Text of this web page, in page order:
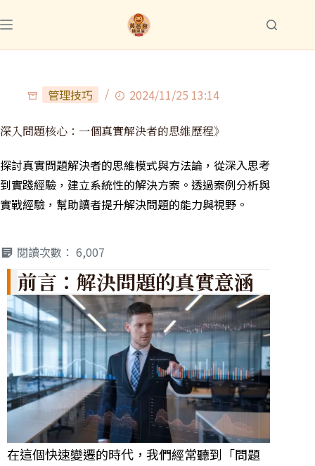
管理技巧 2024/11/25 13:14
深入問題核心：一個真實解決者的思維歷程》
探討真實問題解決者的思維模式與方法論，從深入思考
到實踐經驗，建立系統性的解決方案。透過案例分析與
實戰經驗，幫助讀者提升解決問題的能力與視野。
閱讀次數： 6,007
前言：解決問題的真實意涵
在這個快速變遷的時代，我們經常聽到「問題